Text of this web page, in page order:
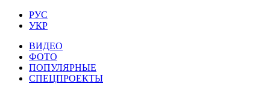
РУС
УКР
ВИДЕО
ФОТО
ПОПУЛЯРНЫЕ
СПЕЦПРОЕКТЫ